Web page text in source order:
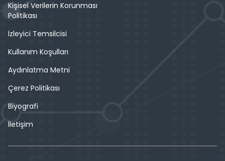
Kişisel Verilerin Korunması
Politikası
İzleyici Temsilcisi
Kullanım Koşulları
Aydınlatma Metni
Çerez Politikası
Biyografi
İletişim